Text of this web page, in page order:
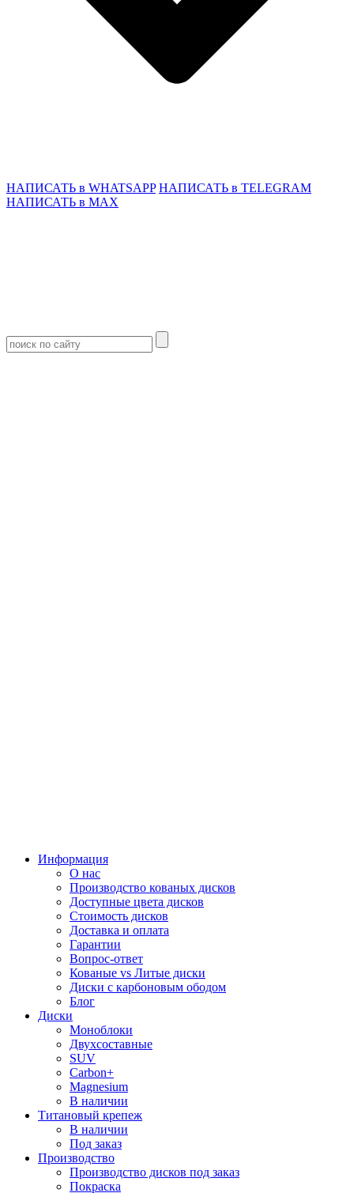
НАПИСАТЬ в WHATSAPP НАПИСАТЬ в TELEGRAM
НАПИСАТЬ в MAX
Информация
О нас
Производство кованых дисков
Доступные цвета дисков
Стоимость дисков
Доставка и оплата
Гарантии
Вопрос-ответ
Кованые vs Литые диски
Диски с карбоновым ободом
Блог
Диски
Моноблоки
Двухсоставные
SUV
Carbon+
Magnesium
В наличии
Титановый крепеж
В наличии
Под заказ
Производство
Производство дисков под заказ
Покраска